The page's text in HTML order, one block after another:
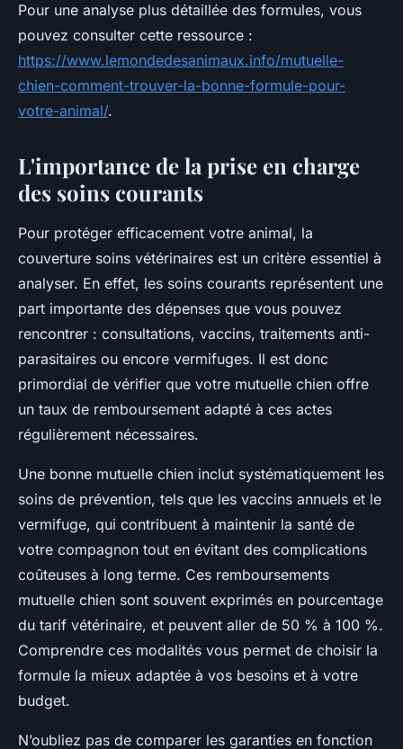
Pour une analyse plus détaillée des formules, vous
pouvez consulter cette ressource :
https://www.lemondedesanimaux.info/mutuelle-
chien-comment-trouver-la-bonne-formule-pour-
votre-animal/.
L'importance de la prise en charge
des soins courants
Pour protéger efficacement votre animal, la
couverture soins vétérinaires est un critère essentiel à
analyser. En effet, les soins courants représentent une
part importante des dépenses que vous pouvez
rencontrer : consultations, vaccins, traitements anti-
parasitaires ou encore vermifuges. Il est donc
primordial de vérifier que votre mutuelle chien offre
un taux de remboursement adapté à ces actes
régulièrement nécessaires.
Une bonne mutuelle chien inclut systématiquement les
soins de prévention, tels que les vaccins annuels et le
vermifuge, qui contribuent à maintenir la santé de
votre compagnon tout en évitant des complications
coûteuses à long terme. Ces remboursements
mutuelle chien sont souvent exprimés en pourcentage
du tarif vétérinaire, et peuvent aller de 50 % à 100 %.
Comprendre ces modalités vous permet de choisir la
formule la mieux adaptée à vos besoins et à votre
budget.
N’oubliez pas de comparer les garanties en fonction